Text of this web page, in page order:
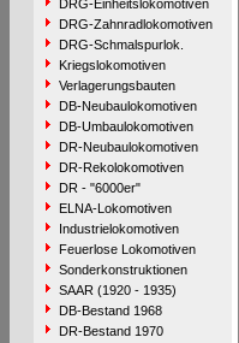
DRG-Einheitslokomotiven
DRG-Zahnradlokomotiven
DRG-Schmalspurlok.
Kriegslokomotiven
Verlagerungsbauten
DB-Neubaulokomotiven
DB-Umbaulokomotiven
DR-Neubaulokomotiven
DR-Rekolokomotiven
DR - "6000er"
ELNA-Lokomotiven
Industrielokomotiven
Feuerlose Lokomotiven
Sonderkonstruktionen
SAAR (1920 - 1935)
DB-Bestand 1968
DR-Bestand 1970